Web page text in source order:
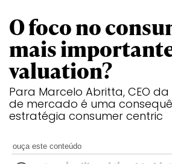
O foco no
mais
valuation?
Para Marcelo Abritta, CEO da
de mercado é uma
estratégia consumer centric
ouça este conteúdo